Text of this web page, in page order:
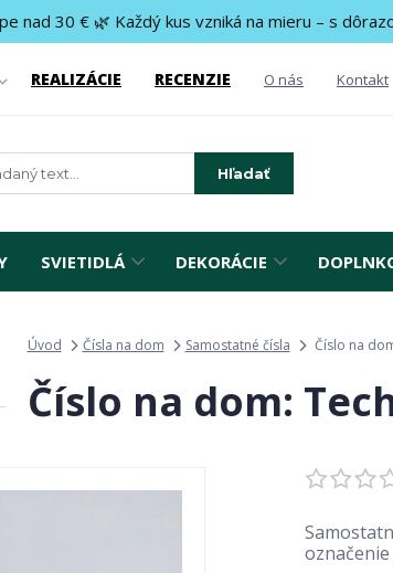
nad 30 € 🌿 Každý kus vzniká na mieru – s
REALIZÁCIE RECENZIE O nás Kontakt
Hľadať
SVIETIDLÁ DEKORÁCIE
Úvod Čísla na dom Samostatné čísla Číslo na
Číslo na dom: